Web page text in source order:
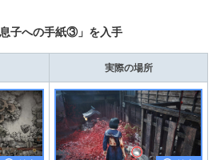
子への手紙③」を入手
実際の場所